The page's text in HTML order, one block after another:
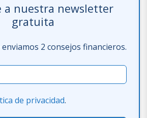
a nuestra newsletter
gratuita
2 consejos financieros.
de privacidad.